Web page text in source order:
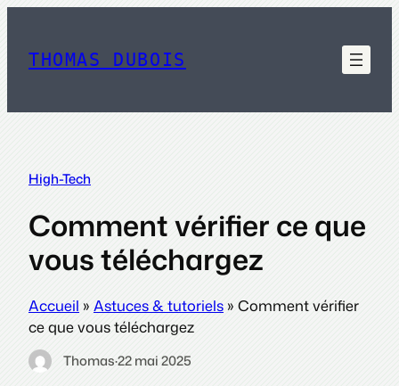
contenu
THOMAS DUBOIS
High-Tech
Comment vérifier ce que
vous téléchargez
Accueil » Astuces & tutoriels » Comment vérifier
ce que vous téléchargez
Thomas·22 mai 2025